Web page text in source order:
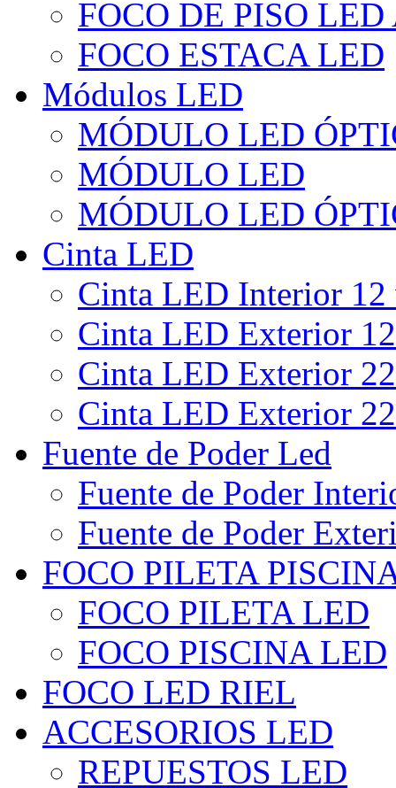
FOCO DE PISO
FOCO ESTACA LED
Módulos LED
MÓDULO LED
MÓDULO LED
MÓDULO LED
Cinta LED
Cinta LED Interior
Cinta LED Exterior
Cinta LED Exterior
Cinta LED Exterior
Fuente de Poder Led
Fuente de Poder
Fuente de Poder
FOCO PILETA
FOCO PILETA LED
FOCO PISCINA LED
FOCO LED RIEL
ACCESORIOS LED
REPUESTOS LED